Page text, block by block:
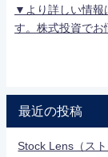
▼より詳しい情報
す。株式投資でお
最近の投稿
Stock Lens（ス